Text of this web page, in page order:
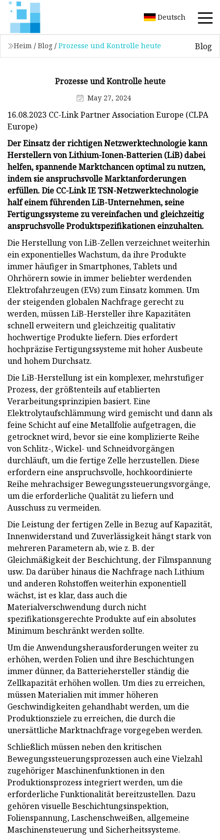
Deutsch
Heim / Blog / Prozesse und Kontrolle heute Blog
Prozesse und Kontrolle heute
May 27, 2024
16.08.2023 CC-Link Partner Association Europe (CLPA
Europe)
Der Einsatz der richtigen Netzwerktechnologie kann
Herstellern von Lithium-Ionen-Batterien (LiB) dabei
helfen, spannende Marktchancen optimal zu nutzen,
indem sie anspruchsvolle Marktanforderungen
erfüllen. Die CC-Link IE TSN-Netzwerktechnologie
half einem führenden LiB-Unternehmen, seine
Fertigungssysteme zu vereinfachen und gleichzeitig
anspruchsvolle Produktspezifikationen einzuhalten.
Die Herstellung von LiB-Zellen verzeichnet weiterhin
ein exponentielles Wachstum, da ihre Produkte
immer häufiger in Smartphones, Tablets und
Ohrhörern sowie in immer beliebter werdenden
Elektrofahrzeugen (EVs) zum Einsatz kommen. Um
der steigenden globalen Nachfrage gerecht zu
werden, müssen LiB-Hersteller ihre Kapazitäten
schnell erweitern und gleichzeitig qualitativ
hochwertige Produkte liefern. Dies erfordert
hochpräzise Fertigungssysteme mit hoher Ausbeute
und hohem Durchsatz.
Die LiB-Herstellung ist ein komplexer, mehrstufiger
Prozess, der größtenteils auf etablierten
Verarbeitungsprinzipien basiert. Eine
Elektrolytaufschlämmung wird gemischt und dann als
feine Schicht auf eine Metallfolie aufgetragen, die
getrocknet wird, bevor sie eine komplizierte Reihe
von Schlitz-, Wickel- und Schneidvorgängen
durchläuft, um die fertige Zelle herzustellen. Diese
erfordern eine anspruchsvolle, hochkoordinierte
Reihe mehrachsiger Bewegungssteuerungsvorgänge,
um die erforderliche Qualität zu liefern und
Ausschuss zu vermeiden.
Die Leistung der fertigen Zelle in Bezug auf Kapazität,
Innenwiderstand und Zuverlässigkeit hängt stark von
mehreren Parametern ab, wie z. B. der
Gleichmäßigkeit der Beschichtung, der Filmspannung
usw. Da darüber hinaus die Nachfrage nach Lithium
und anderen Rohstoffen weiterhin exponentiell
wächst, ist es klar, dass auch die
Materialverschwendung durch nicht
spezifikationsgerechte Produkte auf ein absolutes
Minimum beschränkt werden sollte.
Um die Anwendungsherausforderungen weiter zu
erhöhen, werden Folien und ihre Beschichtungen
immer dünner, da Batteriehersteller ständig die
Zellkapazität erhöhen wollen. Um dies zu erreichen,
müssen Materialien mit immer höheren
Geschwindigkeiten gehandhabt werden, um die
Produktionsziele zu erreichen, die durch die
unersättliche Marktnachfrage vorgegeben werden.
Schließlich müssen neben den kritischen
Bewegungssteuerungsprozessen auch eine Vielzahl
zugehöriger Maschinenfunktionen in den
Produktionsprozess integriert werden, um die
erforderliche Funktionalität bereitzustellen. Dazu
gehören visuelle Beschichtungsinspektion,
Folienspannung, Laschenschweißen, allgemeine
Maschinensteuerung und Sicherheitssysteme.